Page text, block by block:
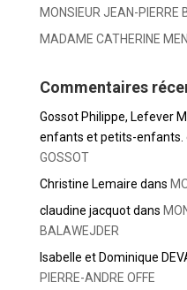
MONSIEUR JEAN-PIERRE
MADAME CATHERINE
Commentaires
Gossot Philippe, Lefever
enfants et petits-enfants.
GOSSOT
Christine Lemaire dans
claudine jacquotdans
BALAWEJDER
Isabelle et Dominique
PIERRE-ANDRE OFFE